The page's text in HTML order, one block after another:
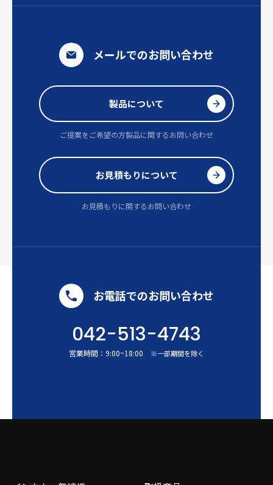
メールでのお問い合わせ
製品について
ご提案をご希望の方製品に関するお問い合わせ
お見積もりについて
お見積もりに関するお問い合わせ
お電話でのお問い合わせ
042-513-4743
営業時間： 9:00~18:00 ※一部期間を除く